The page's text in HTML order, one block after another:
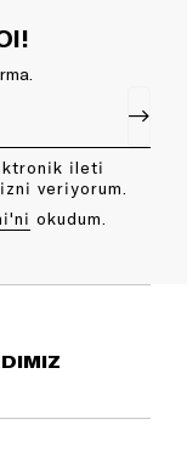
ileti
veriyorum.
okudum.